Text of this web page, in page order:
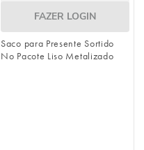
FAZER LOGIN
Saco para Presente Sortido
No Pacote Liso Metalizado